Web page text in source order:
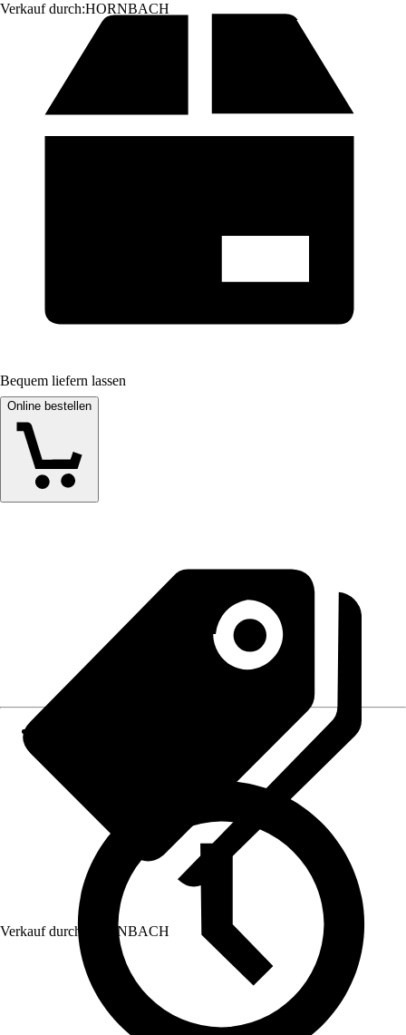
Verkauf durch:HORNBACH
Bequem liefern lassen
Online bestellen
Verkauf durch: HORNBACH